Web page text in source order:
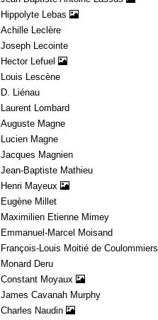
Hippolyte Lebas
Achille Leclère
Joseph Lecointe
Hector Lefuel
Louis Lescène
D. Liénau
Laurent Lombard
Auguste Magne
Lucien Magne
Jacques Magnien
Jean-Baptiste Mathieu
Henri Mayeux
Eugène Millet
Maximilien Etienne Mimey
Emmanuel-Marcel Moisand
François-Louis Moitié de Coulommiers
Monard Deru
Constant Moyaux
James Cavanah Murphy
Charles Naudin